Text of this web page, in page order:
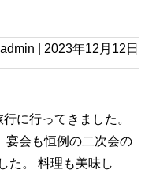
2023年12月12日
に行ってきました。
会も恒例の二次会の
た。 料理も美味し